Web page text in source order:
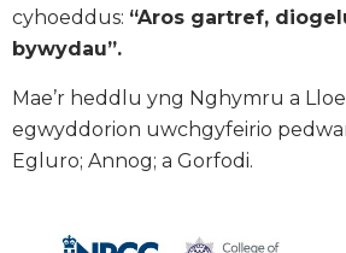
cyhoeddus: “Aros gartref,
bywydau”.
Mae’r heddlu yng Nghymru a
egwyddorion uwchgyfeirio
Egluro; Annog; a Gorfodi.